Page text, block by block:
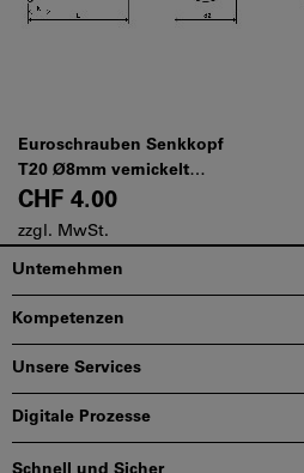
Euroschrauben Senkkopf
T20 Ø8mm vernickelt
6,3x10mm
CHF 4.00
zzgl. MwSt.
Fußzeile
Unternehmen
Kompetenzen
Unsere Services
Digitale Prozesse